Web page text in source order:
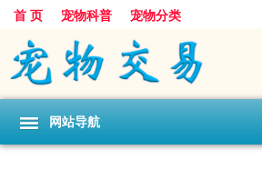
首 页 宠物科普 宠物分类
网站导航